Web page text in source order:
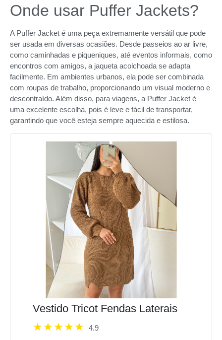
Onde usar Puffer Jackets?
A Puffer Jacket é uma peça extremamente versátil que pode
ser usada em diversas ocasiões. Desde passeios ao ar livre,
como caminhadas e piqueniques, até eventos informais, como
encontros com amigos, a jaqueta acolchoada se adapta
facilmente. Em ambientes urbanos, ela pode ser combinada
com roupas de trabalho, proporcionando um visual moderno e
descontraído. Além disso, para viagens, a Puffer Jacket é
uma excelente escolha, pois é leve e fácil de transportar,
garantindo que você esteja sempre aquecida e estilosa.
Vestido Tricot Fendas Laterais
4.9